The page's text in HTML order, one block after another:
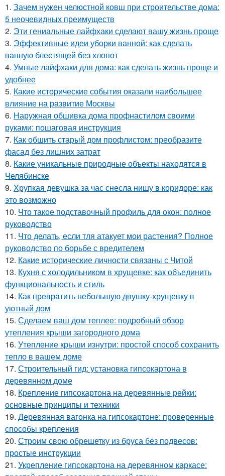
1. Зачем нужен челюстной ковш при строительстве дома:
5 неочевидных преимуществ
2. Эти гениальные лайфхаки сделают вашу жизнь проще
3. Эффективные идеи уборки ванной: как сделать
ванную блестящей без хлопот
4. Умные лайфхаки для дома: как сделать жизнь проще и
удобнее
5. Какие исторические события оказали наибольшее
влияние на развитие Москвы
6. Наружная обшивка дома профнастилом своими
руками: пошаговая инструкция
7. Как обшить старый дом профлистом: преобразите
фасад без лишних затрат
8. Какие уникальные природные объекты находятся в
Челябинске
9. Хрупкая девушка за час снесла нишу в коридоре: как
это возможно
10. Что такое подставочный профиль для окон: полное
руководство
11. Что делать, если тля атакует мои растения? Полное
руководство по борьбе с вредителем
12. Какие исторические личности связаны с Читой
13. Кухня с холодильником в хрущевке: как объединить
функциональность и стиль
14. Как превратить небольшую двушку-хрущевку в
уютный дом
15. Сделаем ваш дом теплее: подробный обзор
утепления крыши загородного дома
16. Утепление крыши изнутри: простой способ сохранить
тепло в вашем доме
17. Строительный гид: установка гипсокартона в
деревянном доме
18. Крепление гипсокартона на деревянные рейки:
основные принципы и техники
19. Деревянная вагонка на гипсокартоне: проверенные
способы крепления
20. Строим свою обрешетку из бруса без подвесов:
простые инструкции
21. Укрепление гипсокартона на деревянном каркасе: